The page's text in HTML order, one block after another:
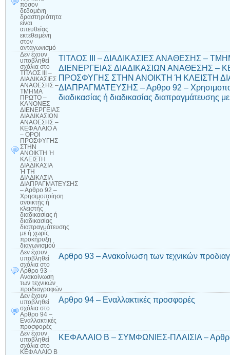
πόσον
δεδομένη
δραστηριότητα
είναι
απευθείας
εκτεθειμένη
στον
ανταγωνισμό
Δεν έχουν
υποβληθεί
σχόλια στο
ΤΙΤΛΟΣ ΙΙΙ –
ΔΙΑΔΙΚΑΣΙΕΣ
ΑΝΑΘΕΣΗΣ –
ΤΜΗΜΑ
ΠΡΩΤΟ –
ΚΑΝΟΝΕΣ
ΔΙΕΝΕΡΓΕΙΑΣ
ΔΙΑΔΙΚΑΣΙΩΝ
ΑΝΑΘΕΣΗΣ –
ΚΕΦΑΛΑΙΟ Α
– ΟΡΟΙ
ΠΡΟΣΦΥΓΗΣ
ΣΤΗΝ
ΑΝΟΙΚΤΗ Ή
ΚΛΕΙΣΤΗ
ΔΙΑΔΙΚΑΣΙΑ
Ή ΤΗ
ΔΙΑΔΙΚΑΣΙΑ
ΔΙΑΠΡΑΓΜΑΤΕΥΣΗΣ
– Αρθρο 92 –
Χρησιμοποίηση
ανοικτής ή
κλειστής
διαδικασίας ή
διαδικασίας
διαπραγμάτευσης
με ή χωρίς
προκήρυξη
διαγωνισμού
ΤΙΤΛΟΣ ΙΙΙ – ΔΙΑΔΙΚΑΣΙΕΣ ΑΝΑΘΕΣΗΣ –
ΔΙΕΝΕΡΓΕΙΑΣ ΔΙΑΔΙΚΑΣΙΩΝ ΑΝΑΘΕΣΗΣ –
ΠΡΟΣΦΥΓΗΣ ΣΤΗΝ ΑΝΟΙΚΤΗ Ή ΚΛΕΙΣΤΗ
ΔΙΑΠΡΑΓΜΑΤΕΥΣΗΣ – Αρθρο 92 –
διαδικασίας ή διαδικασίας διαπραγμάτευσης
Δεν έχουν
υποβληθεί
σχόλια στο
Αρθρο 93 –
Ανακοίνωση
των τεχνικών
προδιαγραφών
Αρθρο 93 – Ανακοίνωση των τεχνικών
Δεν έχουν
υποβληθεί
σχόλια στο
Αρθρο 94 –
Εναλλακτικές
προσφορές
Αρθρο 94 – Εναλλακτικές προσφορές
Δεν έχουν
υποβληθεί
σχόλια στο
ΚΕΦΑΛΑΙΟ Β
ΚΕΦΑΛΑΙΟ Β – ΣΥΜΦΩΝΙΕΣ-ΠΛΑΙΣΙΑ – Αρθρο